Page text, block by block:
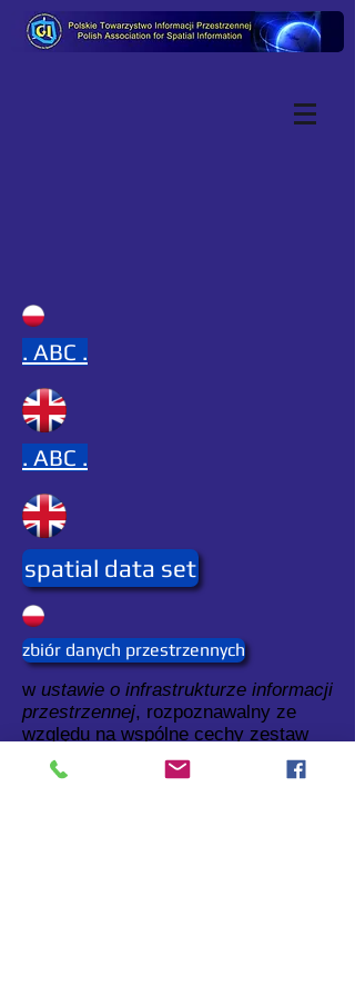
. ABC .
. ABC .
spatial data set
zbiór danych przestrzennych
w ustawie o infrastrukturze informacji
przestrzennej, rozpoznawalny ze
względu na wspólne cechy zestaw
danych przestrzennych.